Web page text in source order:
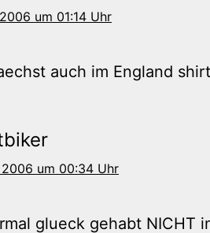
um 01:14 Uhr
auch im England
2006 um 00:34 Uhr
glueck gehabt NICHT